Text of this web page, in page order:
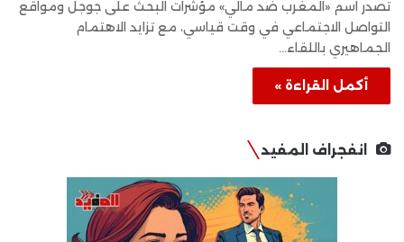
تصدر اسم «المغرب ضد مالي» مؤشرات البحث على جوجل ومواقع
التواصل الاجتماعي في وقت قياسي، مع تزايد الاهتمام
الجماهيري باللقاء…
أكمل القراءة »
انفجراف المفيد